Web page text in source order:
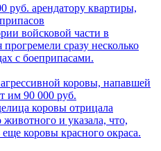
арендатору квартиры,
войсковой части в
сразу несколько
с боеприпасами.
коровы, напавшей
им 90 000 руб.
коровы отрицала
и указала, что,
коровы красного окраса.